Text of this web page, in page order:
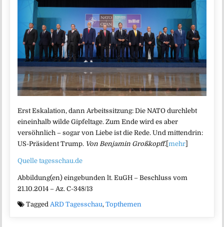
Erst Eskalation, dann Arbeitssitzung: Die NATO durchlebt
eineinhalb wilde Gipfeltage. Zum Ende wird es aber
versöhnlich – sogar von Liebe ist die Rede. Und mittendrin:
US-Präsident Trump. Von Benjamin Großkopff. [mehr
Quelle tagesschau.de
Abbildung(en) eingebunden lt. EuGH – Beschluss vom
21.10.2014 – Az. C-348/13
Tagged ARD Tagesschau,Topthemen